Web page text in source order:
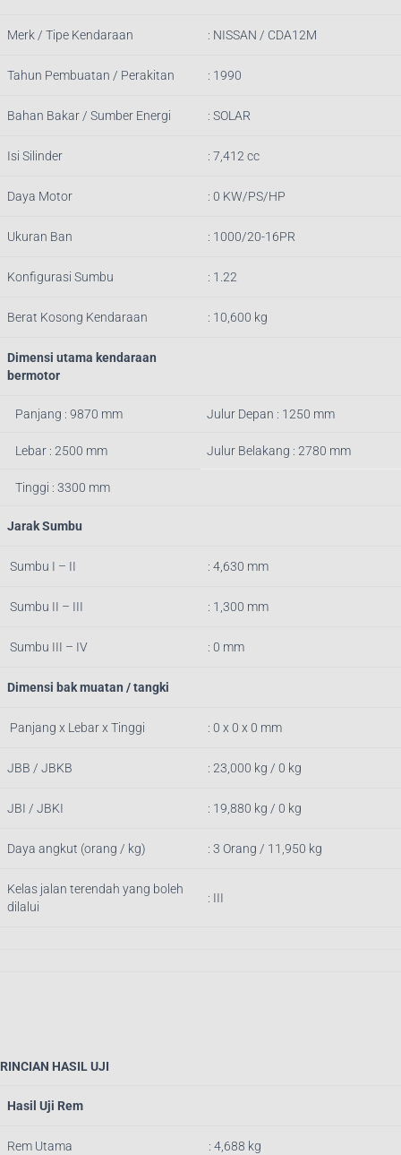
Merk / Tipe Kendaraan : NISSAN / CDA12M
Tahun Pembuatan / Perakitan : 1990
Bahan Bakar / Sumber Energi : SOLAR
Isi Silinder : 7,412 cc
Daya Motor : 0 KW/PS/HP
Ukuran Ban : 1000/20-16PR
Konfigurasi Sumbu : 1.22
Berat Kosong Kendaraan : 10,600 kg
Dimensi utama kendaraan
bermotor
Panjang : 9870 mm Julur Depan : 1250 mm
Lebar : 2500 mm Julur Belakang : 2780 mm
Tinggi : 3300 mm
Jarak Sumbu
Sumbu I – II : 4,630 mm
Sumbu II – III : 1,300 mm
Sumbu III – IV : 0 mm
Dimensi bak muatan / tangki
Panjang x Lebar x Tinggi : 0 x 0 x 0 mm
JBB / JBKB : 23,000 kg / 0 kg
JBI / JBKI : 19,880 kg / 0 kg
Daya angkut (orang / kg) : 3 Orang / 11,950 kg
Kelas jalan terendah yang boleh
dilalui
: III
RINCIAN HASIL UJI
Hasil Uji Rem
Rem Utama : 4,688 kg